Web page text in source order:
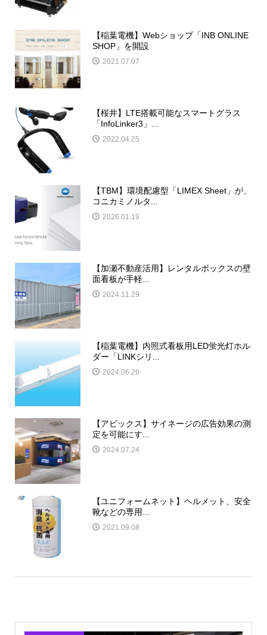
【稲葉電機】Webショップ「INB ONLINE
SHOP」を開設
2021.07.07
【桜井】LTE搭載可能なスマートグラス
「InfoLinker3」...
2022.04.25
【TBM】環境配慮型「LIMEX Sheet」が、
コニカミノルタ...
2026.01.19
【加瀬不動産活用】レンタルボックスの壁
面看板が手軽...
2024.11.29
【稲葉電機】内照式看板用LED蛍光灯ホル
ダー「LINKシリ...
2024.06.26
【アビックス】サイネージの広告効果の測
定を可能にす...
2024.07.24
【ユニフォームネット】ヘルメット、安全
靴などの専用...
2021.09.08